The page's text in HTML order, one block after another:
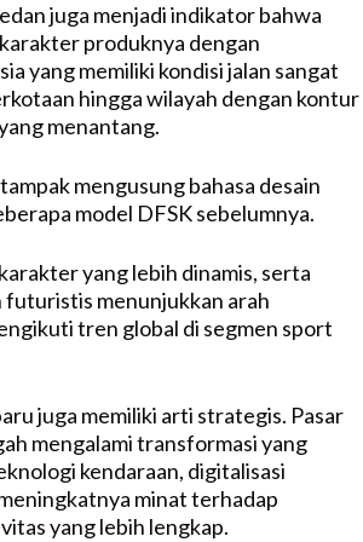
juga menjadi indikator bahwa
produknya dengan
yang memiliki kondisi jalan sangat
hingga wilayah dengan kontur
menantang.
mengusung bahasa desain
model DFSK sebelumnya.
yang lebih dinamis, serta
futuristis menunjukkan arah
tren global di segmen sport
juga memiliki arti strategis. Pasar
mengalami transformasi yang
kendaraan, digitalisasi
minat terhadap
yang lebih lengkap.